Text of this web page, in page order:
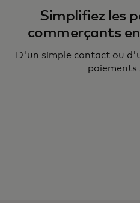
Simplifiez les
commerçants
D'un simple contact ou
paiements